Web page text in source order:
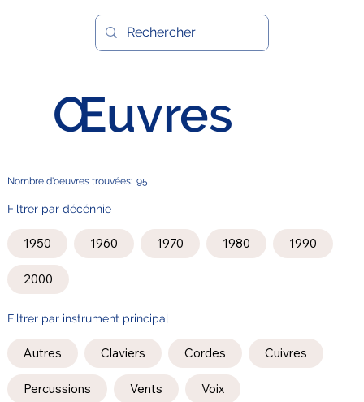
Œuvres
Filtrer par décénnie
1950 1960 1970 1980 1990
2000
Filtrer par instrument principal
Autres Claviers Cordes Cuivres
Percussions Vents Voix
Nombre d'oeuvres trouvées: 95